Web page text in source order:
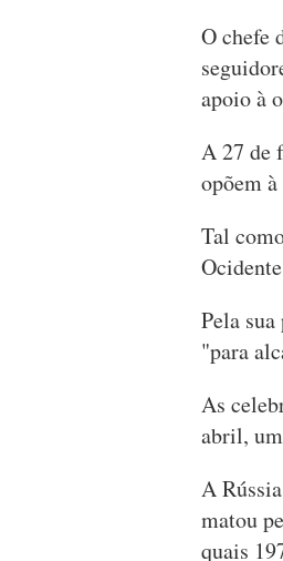
O chefe
apoio à
A 27 de
opõem
Tal
Pela
"para
As
abril,
A
matou
quais